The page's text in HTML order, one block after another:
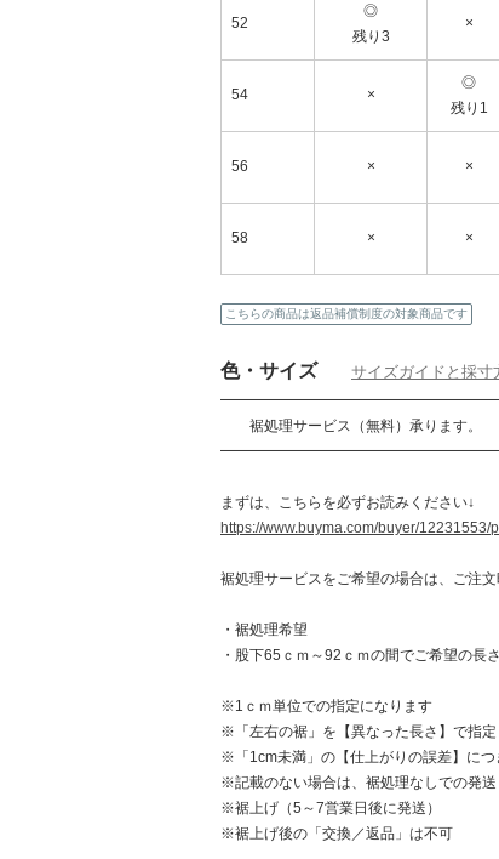
★お盆期間中の対応について★
52
◎
残り3
×
54 ×
◎
残り1
56 × ×
58 × ×
こちらの商品は返品補償制度の対象商品です
色・サイズ サイズガイドと採寸
裾処理サービス（無料）承ります。
まずは、こちらを必ずお読みください↓
https://www.buyma.com/buyer/12231553/
裾処理サービスをご希望の場合は、ご注
・裾処理希望
・股下65ｃｍ～92ｃｍの間でご希望の長
※1ｃｍ単位での指定になります
※「左右の裾」を【異なった長さ】で指
※「1cm未満」の【仕上がりの誤差】に
※記載のない場合は、裾処理なしでの発
※裾上げ（5～7営業日後に発送）
※裾上げ後の「交換／返品」は不可